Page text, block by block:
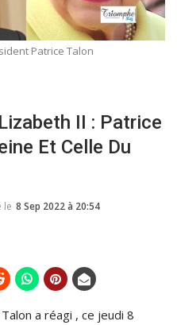
Patrice Talon
II : Patrice
Et Celle Du
le 8 Sep 2022 à 20:54
a réagi , ce jeudi 8